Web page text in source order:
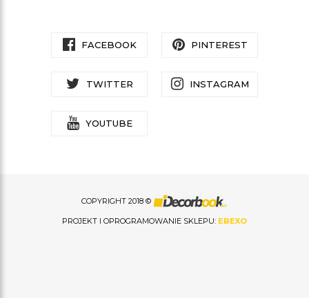
FACEBOOK PINTEREST
TWITTER INSTAGRAM
YOUTUBE
COPYRIGHT 2018 ©
PROJEKT I OPROGRAMOWANIE SKLEPU: EBEXO